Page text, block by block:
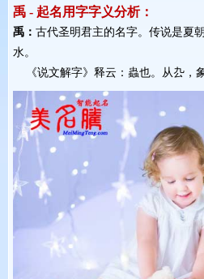
禹 - 起名用字字义分析：
禹： 古代圣明君主的名字。传说是夏
水。
《说文解字》释云：蟲也。从厹，象